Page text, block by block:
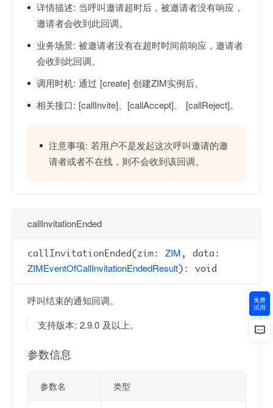
详情描述: 当呼叫邀请超时后，被邀请者没有响应，
邀请者会收到此回调。
业务场景: 被邀请者没有在超时时间前响应，邀请者
会收到此回调。
调用时机: 通过 [create] 创建ZIM实例后。
相关接口: [callInvite]、[callAccept]、 [callReject]。
注意事项: 若用户不是发起这次呼叫邀请的邀
请者或者不在线，则不会收到该回调。
callInvitationEnded
callInvitationEnded(zim: ZIM , data:
ZIMEventOfCallInvitationEndedResult): void
呼叫结束的通知回调。
支持版本: 2.9.0 及以上。
参数信息
参数名 类型
免费
试用